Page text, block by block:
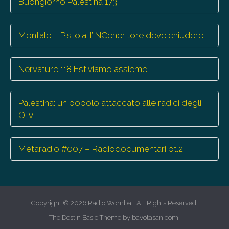
Montale – Pistoia: l’INCeneritore deve chiudere !
Nervature 118 Estiviamo assieme
Palestina: un popolo attaccato alle radici degli
Olivi
Metaradio #007 – Radiodocumentari pt.2
Copyright © 2026 Radio Wombat. All Rights Reserved.
The Destin Basic Theme by bavotasan.com.